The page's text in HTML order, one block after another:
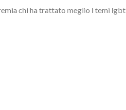
chi ha trattato meglio i temi lgbt